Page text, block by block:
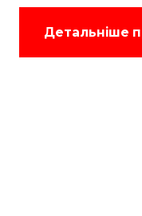
Детальніше